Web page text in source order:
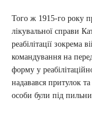
Того ж 1915-го року
лікувальної справи
реабілітації зокрема
командування на
форму у
надавався притулок
особи були під